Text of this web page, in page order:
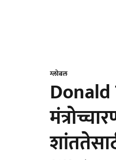
ग्लोबल
Donald